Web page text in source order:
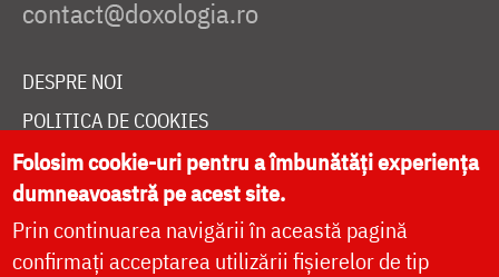
DESPRE NOI
POLITICA DE COOKIES
DONEAZĂ ONLINE PENTRU CATEDRALA NAȚIONALĂ
LIVE
Folosim cookie-uri pentru a îmbunătăți experiența
dumneavoastră pe acest site.
Prin continuarea navigării în această pagină
confirmați acceptarea utilizării fișierelor de tip